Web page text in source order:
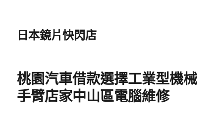
日本鏡片快閃店
桃園汽車借款選擇工業型機械
手臂店家中山區電腦維修